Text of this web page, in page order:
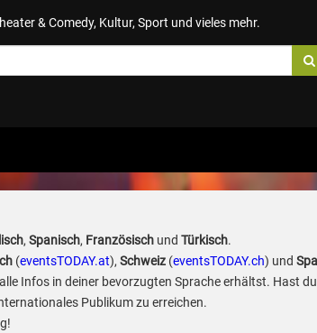
& Comedy, Kultur, Sport und vieles mehr.
, Spanisch, Französischund Türkisch.
(eventsTODAY.at), Schweiz(eventsTODAY.ch) und
Infos in deiner bevorzugten Sprache erhältst. Hast du
Publikum zu erreichen.